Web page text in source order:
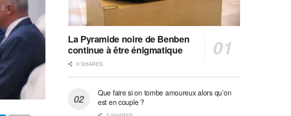
La Pyramide noire de Benben
continue à être énigmatique
0 SHARES
Que faire si on tombe amoureux alors qu’on
est en couple ?